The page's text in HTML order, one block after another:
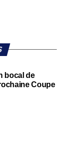
bocal de
Coupe